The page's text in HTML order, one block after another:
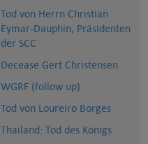
Tod von Herrn Christian
Eymar-Dauphin, Präsidenten
der SCC
Decease Gert Christensen
WGRF (follow up)
Tod von Loureiro Borges
Thailand: Tod des Königs